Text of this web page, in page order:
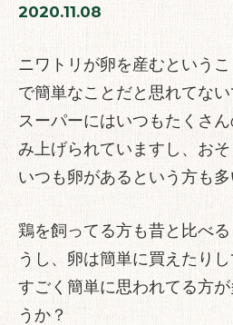
2020.11.08
ニワトリが卵を産むという
で簡単なことだと思れてな
スーパーにはいつもたくさ
み上げられていますし、お
いつも卵があるという方も多
鶏を飼ってる方も昔と比べ
うし、卵は簡単に買えたり
すごく簡単に思われてる方
うか？